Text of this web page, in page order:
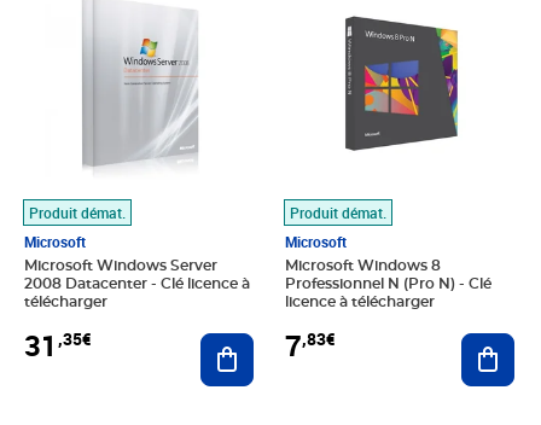
Produit démat.
Microsoft
Microsoft Windows Server
2008 Datacenter - Clé licence à
télécharger
31 ,35€ Ajouter au panier
Produit démat.
Microsoft
Microsoft Windows 8
Professionnel N (Pro N) - Clé
licence à télécharger
7,83€